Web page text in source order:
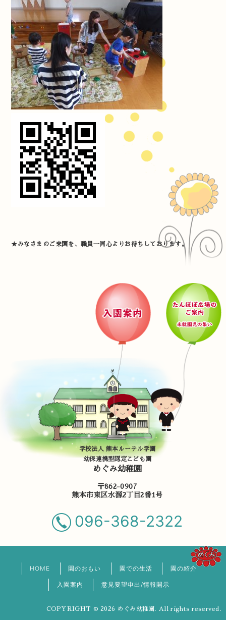
★みなさまのご来園を、職員一同心よりお待ちしております。
学校法人 熊本ルーテル学園
幼保連携型認定こども園
めぐみ幼稚園
〒862-0907
熊本市東区水源2丁目2番1号
096-368-2322
HOME 園のおもい 園での生活 園の紹介
入園案内 意見要望申出/情報開示
COPYRIGHT © 2026 めぐみ幼稚園. All rights reserved.